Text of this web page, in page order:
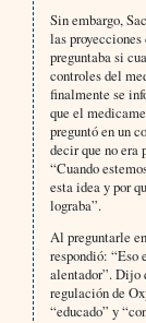
Sin embargo,
las
preguntaba si
controles del
finalmente se
que el
preguntó en un
decir que no
“Cuando
esta idea y por
lograba”.
Al preguntarle
respondió: “Eso
alentador”. Dijo
regulación de
“educado” y